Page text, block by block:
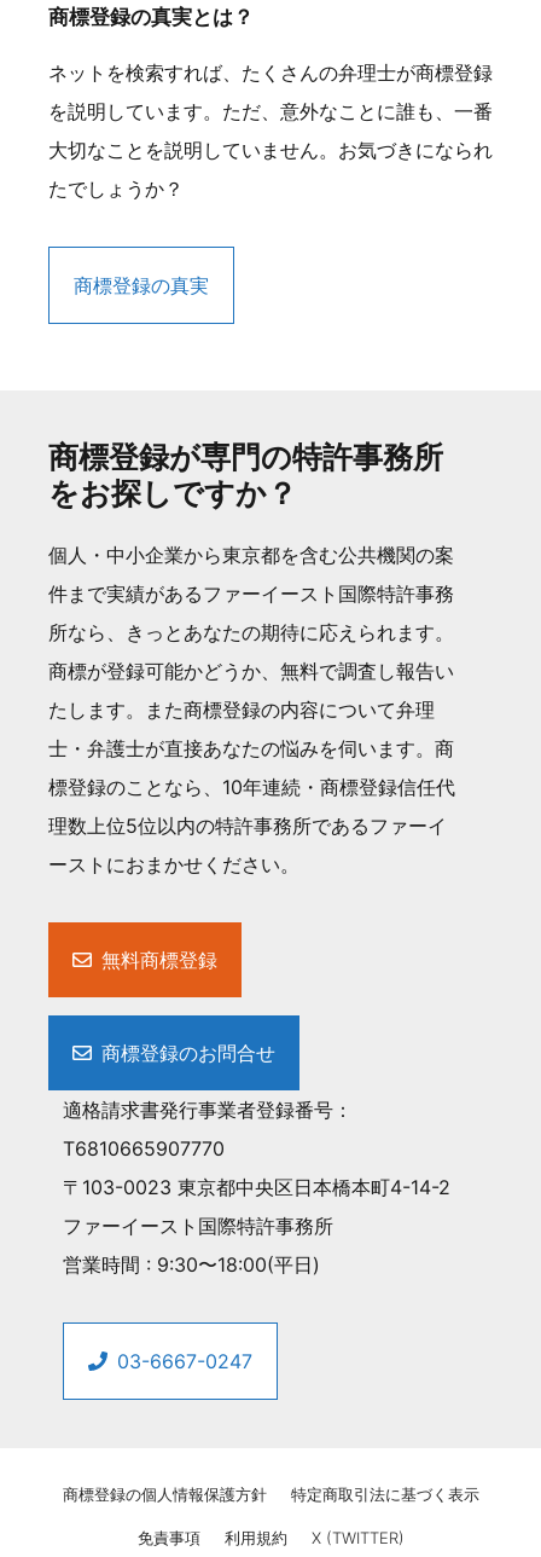
商標登録の真実とは？
ネットを検索すれば、たくさんの弁理士が商標登録
を説明しています。ただ、意外なことに誰も、一番
大切なことを説明していません。お気づきになられ
たでしょうか？
商標登録の真実
商標登録が専門の特許事務所
をお探しですか？
個人・中小企業から東京都を含む公共機関の案
件まで実績があるファーイースト国際特許事務
所なら、きっとあなたの期待に応えられます。
商標が登録可能かどうか、無料で調査し報告い
たします。また商標登録の内容について弁理
士・弁護士が直接あなたの悩みを伺います。商
標登録のことなら、10年連続・商標登録信任代
理数上位5位以内の特許事務所であるファーイ
ーストにおまかせください。
無料商標登録
商標登録のお問合せ
適格請求書発行事業者登録番号：
T6810665907770
〒103-0023 東京都中央区日本橋本町4-14-2
ファーイースト国際特許事務所
営業時間 : 9:30〜18:00(平日)
03-6667-0247
商標登録の個人情報保護方針 特定商取引法に基づく表示
免責事項 利用規約 X (TWITTER)